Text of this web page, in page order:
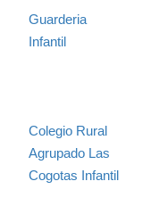
Guarderia
Infantil
Colegio Rural
Agrupado Las
Cogotas Infantil